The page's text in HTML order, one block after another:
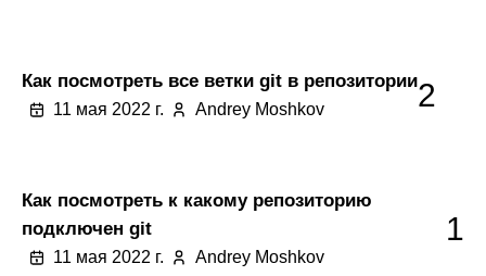
Как посмотреть все ветки git в репозитории
11 мая 2022 г. Andrey Moshkov 2
Как посмотреть к какому репозиторию
подключен git
11 мая 2022 г. Andrey Moshkov
1